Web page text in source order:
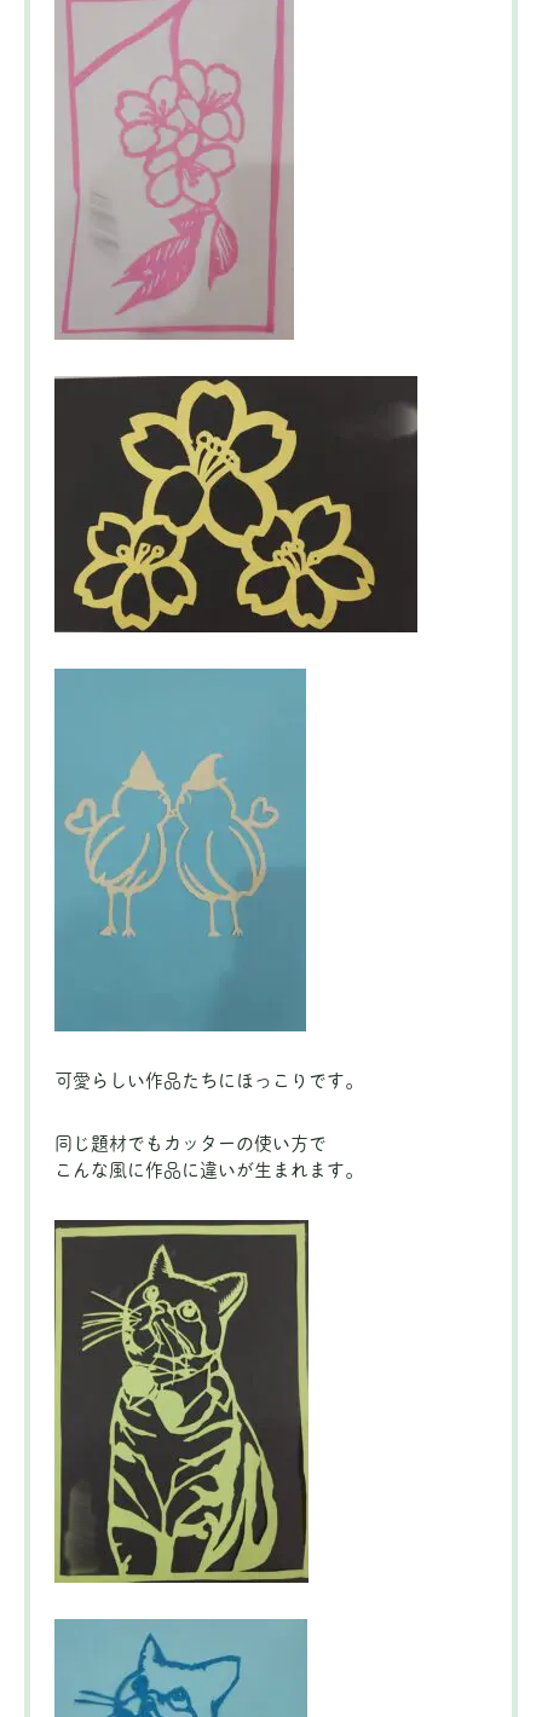
可愛らしい作品たちにほっこりです。
同じ題材でもカッターの使い方で
こんな風に作品に違いが生まれます。